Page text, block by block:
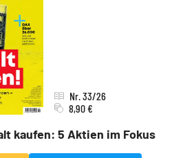
kaufen: 5 Aktien im Fokus
Nr. 33/26
8,90 €